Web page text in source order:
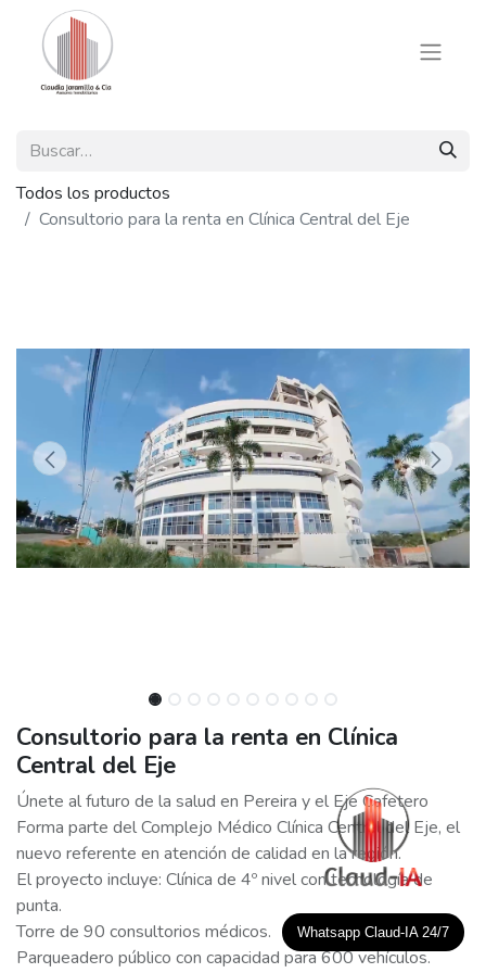
Todos los productos
Consultorio para la renta en Clínica Central del Eje
Consultorio para la renta en Clínica
Central del Eje
Únete al futuro de la salud en Pereira y el Eje Cafetero
Forma parte del Complejo Médico Clínica Central del Eje, el
nuevo referente en atención de calidad en la región.
El proyecto incluye: Clínica de 4º nivel con tecnología de
punta.
Torre de 90 consultorios médicos.
Parqueadero público con capacidad para 600 vehículos.
Whatsapp Claud-IA 24/7